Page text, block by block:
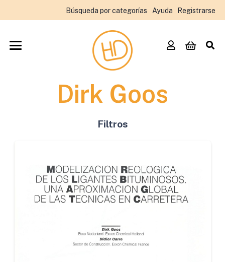
Búsqueda por categorías Ayuda Registrarse
Dirk Goos
Filtros